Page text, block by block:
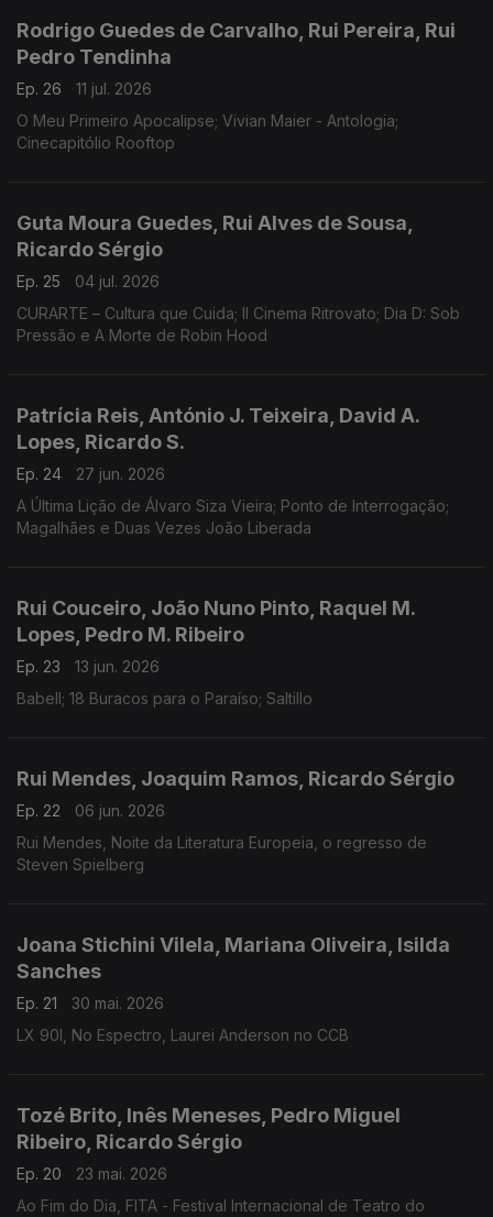
Rodrigo Guedes de Carvalho, Rui Pereira, Rui
Pedro Tendinha
Ep. 26
11 jul. 2026
O Meu Primeiro Apocalipse; Vivian Maier - Antologia;
Cinecapitólio Rooftop
Guta Moura Guedes, Rui Alves de Sousa,
Ricardo Sérgio
Ep. 25
04 jul. 2026
CURARTE – Cultura que Cuida; Il Cinema Ritrovato; Dia D: Sob
Pressão e A Morte de Robin Hood
Patrícia Reis, António J. Teixeira, David A.
Lopes, Ricardo S.
Ep. 24
27 jun. 2026
A Última Lição de Álvaro Siza Vieira; Ponto de Interrogação;
Magalhães e Duas Vezes João Liberada
Rui Couceiro, João Nuno Pinto, Raquel M.
Lopes, Pedro M. Ribeiro
Ep. 23
13 jun. 2026
Babell; 18 Buracos para o Paraíso; Saltillo
Rui Mendes, Joaquim Ramos, Ricardo Sérgio
Ep. 22
06 jun. 2026
Rui Mendes, Noite da Literatura Europeia, o regresso de
Steven Spielberg
Joana Stichini Vilela, Mariana Oliveira, Isilda
Sanches
Ep. 21
30 mai. 2026
LX 90l, No Espectro, Laurei Anderson no CCB
Tozé Brito, Inês Meneses, Pedro Miguel
Ribeiro, Ricardo Sérgio
Ep. 20
23 mai. 2026
Ao Fim do Dia, FITA - Festival Internacional de Teatro do